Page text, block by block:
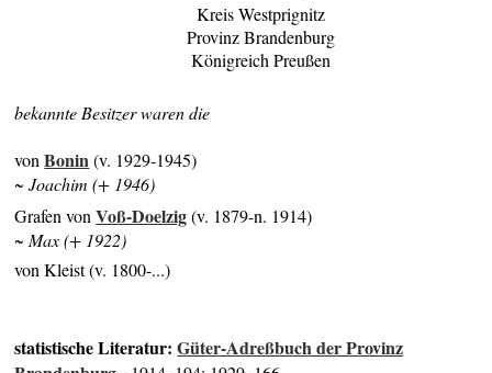
Kreis Westprignitz
Provinz Brandenburg
Königreich Preußen
bekannte Besitzer waren die
vonBonin(v. 1929-1945)
~ Joachim (+ 1946)
Grafen vonVoß-Doelzig(v. 1879-n. 1914)
~ Max (+ 1922)
von Kleist (v. 1800-...)
statistische Literatur:Güter-Adreßbuch der Provinz